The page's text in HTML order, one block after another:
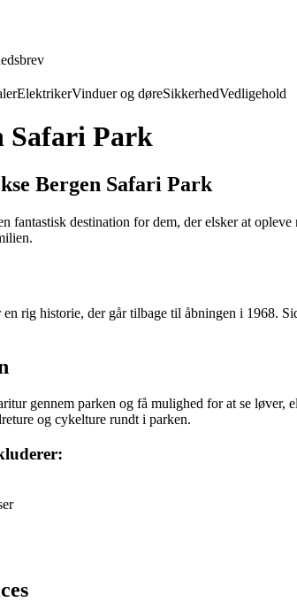
ElektrikerVinduer og døreSikkerhedVedligehold
Safari Park
Bergen Safari Park
fantastisk destination for dem, der elsker at
en rig historie, der går tilbage til åbningen i 1968.
gennem parken og få mulighed for at se
og cykelture rundt i parken.